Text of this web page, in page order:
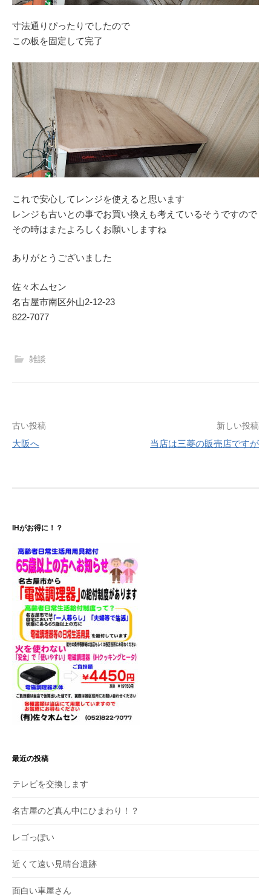
寸法通りぴったりでしたので
この板を固定して完了
これで安心してレンジを使えると思います
レンジも古いとの事でお買い換えも考えているそうですので
その時はまたよろしくお願いしますね
ありがとうございました
佐々木ムセン
名古屋市南区外山2‐12‐23
822-7077
雑談
投
稿
シ
ョ
ン
古い投稿
大阪へ
新しい投稿
当店は三菱の販売店ですが
IHがお得に！？
最近の投稿
テレビを交換します
名古屋のど真ん中にひまわり！？
レゴっぽい
近くて遠い見晴台遺跡
面白い車屋さん